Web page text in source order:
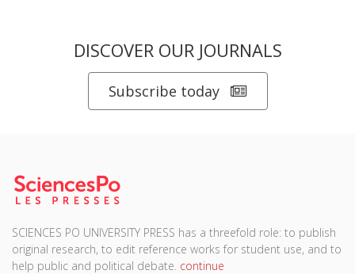
DISCOVER OUR JOURNALS
Subscribe today
SCIENCES PO UNIVERSITY PRESS has a threefold role: to publish
original research, to edit reference works for student use, and to
help public and political debate. continue